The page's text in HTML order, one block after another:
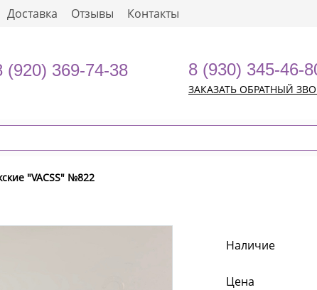
Доставка Отзывы Контакты
(920) 369-74-38 8 (930) 345-46-
ЗАКАЗАТЬ ОБРАТНЫЙ
"VACSS" №822
Наличие
Цена